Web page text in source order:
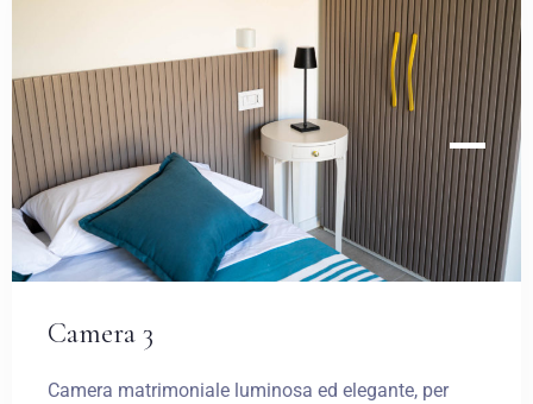
Camera 3
Camera matrimoniale luminosa ed elegante, per